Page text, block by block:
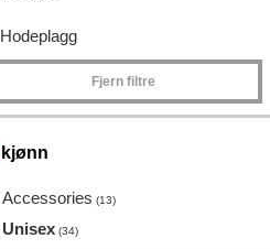
Hodeplagg
Fjern filtre
kjønn
Accessories (13)
Unisex (34)